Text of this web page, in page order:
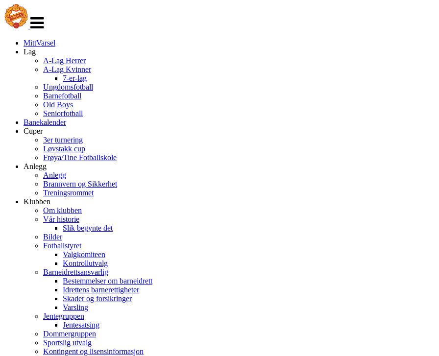
navigasjon
MittVarsel
Lag
A-Lag Herrer
A-Lag Kvinner
7-er-lag
Ungdomsfotball
Barnefotball
Old Boys
Seniorfotball
Banekalender
Cuper
3er turnering
Løvstakk cup
Frøya/Tine Fotballskole
Anlegg
Anlegg
Brannvern og Sikkerhet
Treningsrommet
Klubben
Om klubben
Vår historie
Slik begynte det
Bilder
Fotballstyret
Valgkomiteen
Kontrollutvalg
Barneidrettsansvarlig
Bestemmelser om barneidrett
Idrettens barnerettigheter
Skader og forsikringer
Varsling
Jentegruppen
Jentesatsing
Dommergruppen
Sportslig utvalg
Kontingent og lisensinformasjon